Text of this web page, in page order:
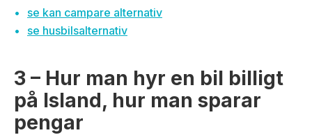
se kan campare alternativ
se husbilsalternativ
3 – Hur man hyr en bil billigt
på Island, hur man sparar
pengar